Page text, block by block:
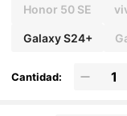
Honor 50 SE
Galaxy S24+
Cantidad: